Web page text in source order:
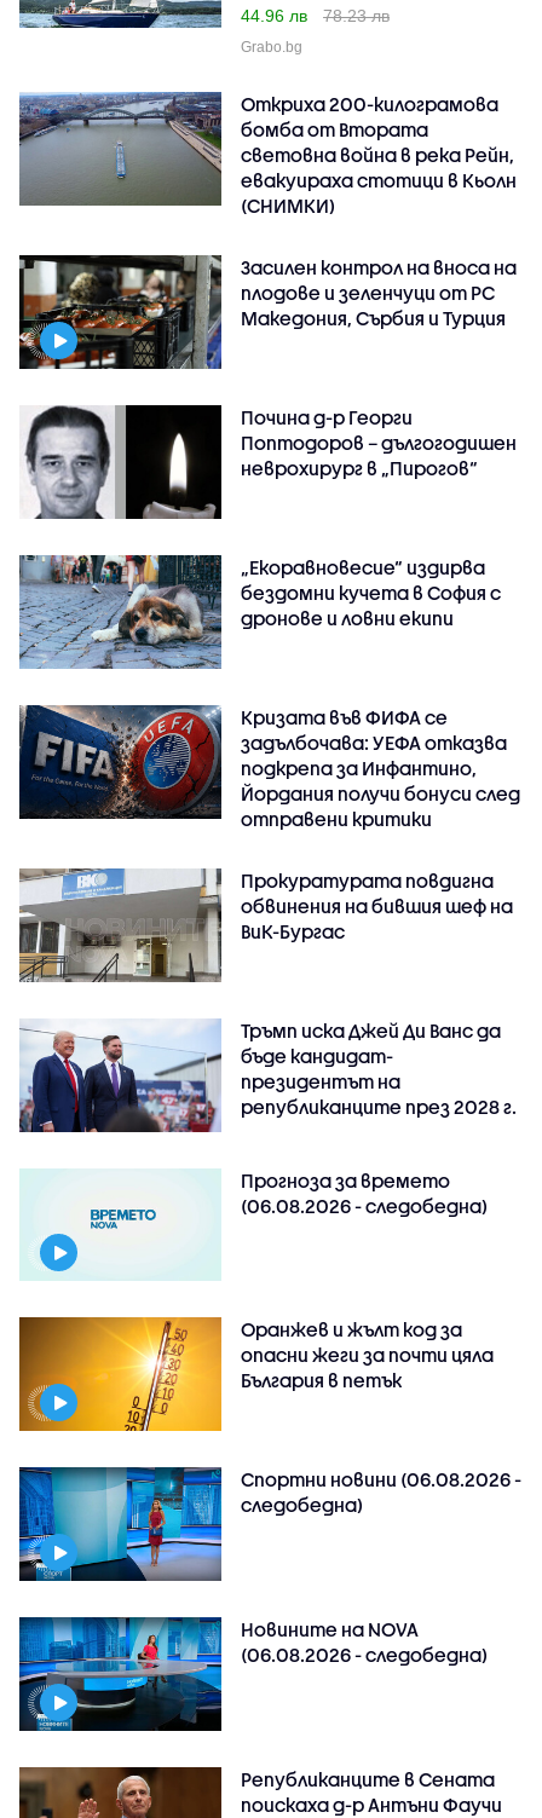
44.96 лв 78.23 лв
Grabo.bg
Откриха 200-килограмова
бомба от Втората
световна война в река Рейн,
евакуираха стотици в Кьолн
(СНИМКИ)
Засилен контрол на вноса на
плодове и зеленчуци от РС
Македония, Сърбия и Турция
Почина д-р Георги
Поптодоров – дългогодишен
неврохирург в „Пирогов“
„Екоравновесие“ издирва
бездомни кучета в София с
дронове и ловни екипи
Кризата във ФИФА се
задълбочава: УЕФА отказва
подкрепа за Инфантино,
Йордания получи бонуси след
отправени критики
Прокуратурата повдигна
обвинения на бившия шеф на
ВиК-Бургас
Тръмп иска Джей Ди Ванс да
бъде кандидат-
президентът на
републиканците през 2028 г.
Прогноза за времето
(06.08.2026 - следобедна)
Оранжев и жълт код за
опасни жеги за почти цяла
България в петък
Спортни новини (06.08.2026 -
следобедна)
Новините на NOVA
(06.08.2026 - следобедна)
Републиканците в Сената
поискаха д-р Антъни Фаучи